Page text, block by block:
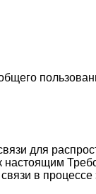
для
настоящим
в процессе